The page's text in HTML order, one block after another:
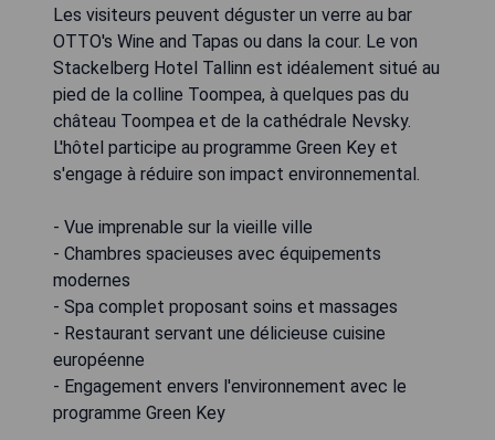
Les visiteurs peuvent déguster un verre au bar
OTTO's Wine and Tapas ou dans la cour. Le von
Stackelberg Hotel Tallinn est idéalement situé au
pied de la colline Toompea, à quelques pas du
château Toompea et de la cathédrale Nevsky.
L'hôtel participe au programme Green Key et
s'engage à réduire son impact environnemental.
- Vue imprenable sur la vieille ville
- Chambres spacieuses avec équipements
modernes
- Spa complet proposant soins et massages
- Restaurant servant une délicieuse cuisine
européenne
- Engagement envers l'environnement avec le
programme Green Key